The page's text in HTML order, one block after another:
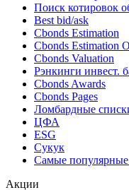
Поиск облигаций
Поиск облигаций
Ближайшие
Поиск котировок
Best bid/ask
Cbonds Estimation
Cbonds Estimation
Cbonds Valuation
Рэнкинги инвест.
Cbonds Awards
Cbonds Pages
Ломбардные
ESG